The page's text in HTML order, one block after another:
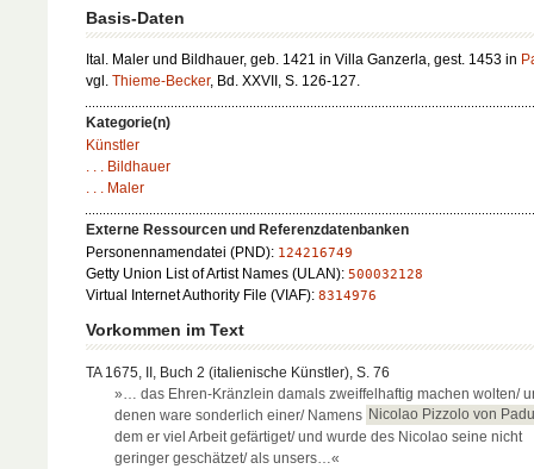
Basis-Daten
Ital. Maler und Bildhauer, geb. 1421 in Villa Ganzerla, gest. 1453 in
vgl. Thieme-Becker, Bd. XXVII, S. 126-127.
Kategorie(n)
Künstler
. . . Bildhauer
. . . Maler
Externe Ressourcen und Referenzdatenbanken
Personennamendatei (PND): 124216749
Getty Union List of Artist Names (ULAN): 500032128
Virtual Internet Authority File (VIAF): 8314976
Vorkommen im Text
TA 1675, II, Buch 2 (italienische Künstler), S. 76
»… das Ehren-Kränzlein damals zweiffelhaftig machen wolten/
denen ware sonderlich einer/ Namens Nicolao Pizzolo von
dem er viel Arbeit gefärtiget/ und wurde des Nicolao seine nicht
geringer geschätzet/ als unsers…«